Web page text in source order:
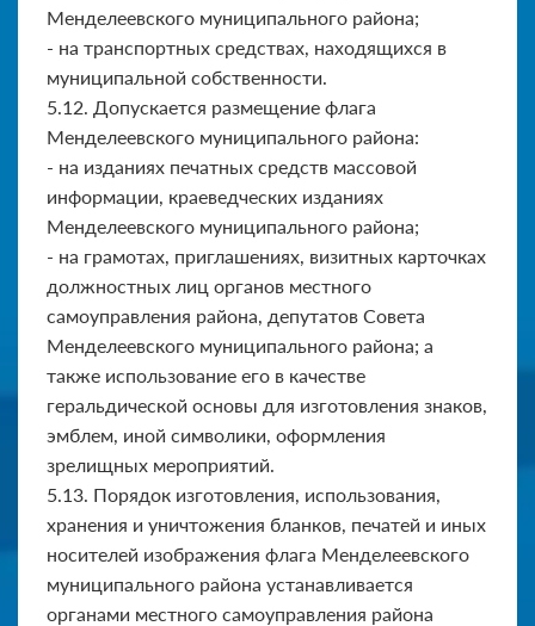
Менделеевского муниципального района;
- на транспортных средствах, находящихся в
муниципальной собственности.
5.12. Допускается размещение флага
Менделеевского муниципального района:
- на изданиях печатных средств массовой
информации, крае­ведческих изданиях
Менделеевского муниципального района;
- на грамотах, приглашениях, визитных карточках
должностных лиц органов местного
самоуправления района, депутатов Совета
Менделеевского муниципального района; а
также использование его в качестве
геральдической основы для изготовления знаков,
эмблем, иной символики, оформления
зрелищных мероприятий.
5.13. Порядок изготовления, использования,
хранения и уничтожения бланков, печатей и иных
носителей изображения флага Менделеевского
муниципального района устанавливается
органами местного самоуправления района